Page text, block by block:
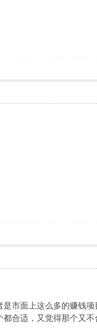
市面上这么多的赚钱
合适，又觉得那个又不